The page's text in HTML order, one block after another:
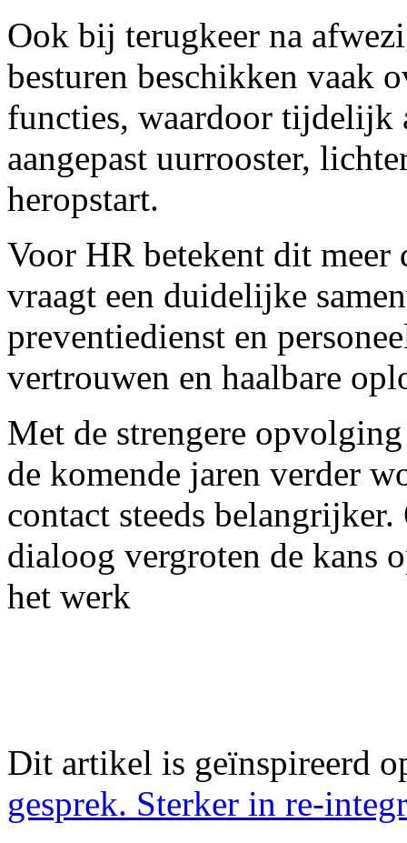
Ook bij terugkeer na
besturen beschikken vaak
functies, waardoor tijdelijk
aangepast uurrooster,
heropstart.
Voor HR betekent dit
vraagt een duidelijke
preventiedienst en
vertrouwen en haalbare
Met de strengere
de komende jaren verder
contact steeds
dialoog vergroten de kans
het werk
Dit artikel is geïnspireerd
gesprek. Sterker in re-